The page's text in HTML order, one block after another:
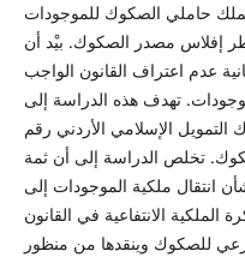
حاملي الصكوك للموجودات
إفلاس مصدر الصكوك. بيْد أن
عدم اعتراف القانون الواجب
تهدف هذه الدراسة إلى
الإسلامي الأردني رقم
للصكوك. تخلص الدراسة إلى أن ثمة
انتقال ملكية الموجودات إلى
الانتفاعية في القانون
للصكوك وينقدها من منظور